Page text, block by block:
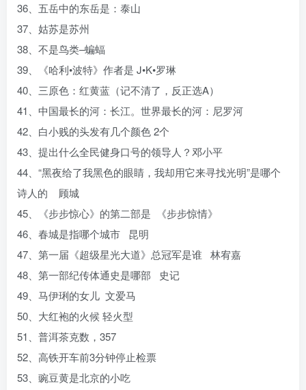
36、五岳中的东岳是：泰山
37、姑苏是苏州
38、不是鸟类–蝙蝠
39、《哈利•波特》作者是 J•K•罗琳
40、三原色：红黄蓝（记不清了，反正选A）
41、中国最长的河：长江。世界最长的河：尼罗河
42、白小贱的头发有几个颜色 2个
43、提出什么全民健身口号的领导人？邓小平
44、“黑夜给了我黑色的眼睛，我却用它来寻找光明”是哪个
诗人的 顾城
45、《步步惊心》的第二部是 《步步惊情》
46、春城是指哪个城市 昆明
47、第一届《超级星光大道》总冠军是谁 林宥嘉
48、第一部纪传体通史是哪部 史记
49、马伊琍的女儿 文爱马
50、大红袍的火候 轻火型
51、普洱茶克数，357
52、高铁开车前3分钟停止检票
53、豌豆黄是北京的小吃